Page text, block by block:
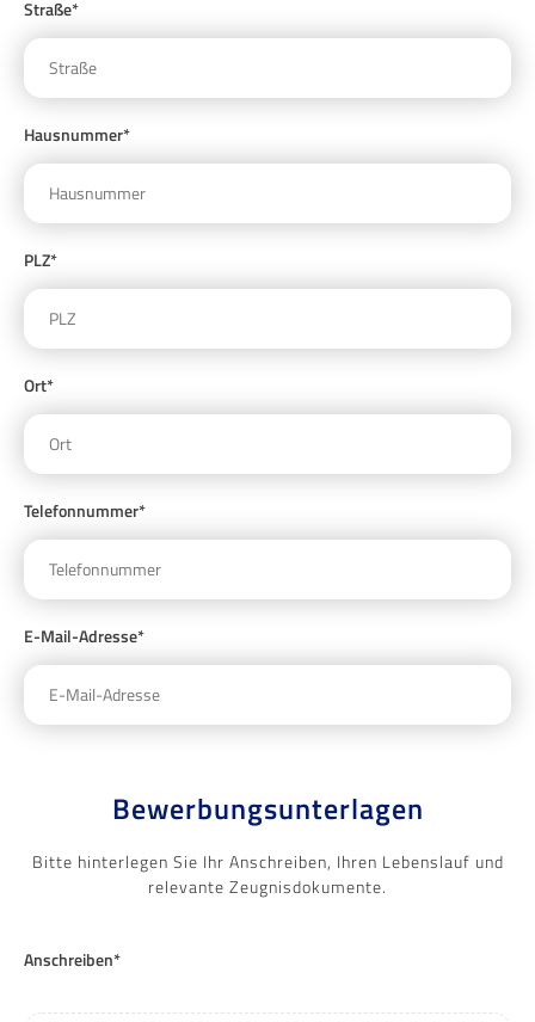
Straße*
Hausnummer*
PLZ*
Ort*
Telefonnummer*
E-Mail-Adresse*
Bewerbungsunterlagen
Bitte hinterlegen Sie Ihr Anschreiben, Ihren Lebenslauf und
relevante Zeugnisdokumente.
Anschreiben*